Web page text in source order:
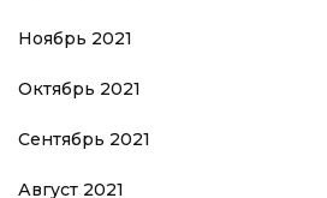
Ноябрь 2021
Октябрь 2021
Сентябрь 2021
Август 2021